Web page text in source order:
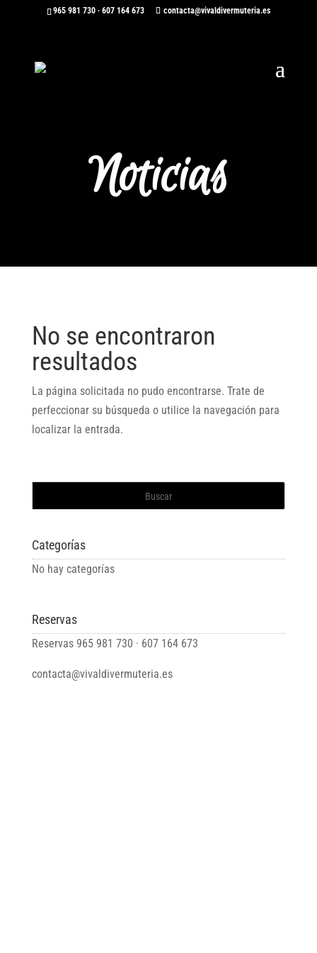
965 981 730· 607 164 673 contacta@vivaldivermuteria.es
Noticias
No se encontraron
resultados
La página solicitada no pudo encontrarse. Trate de
perfeccionar su búsqueda o utilice la navegación para
localizar la entrada.
Categorías
No hay categorías
Reservas
Reservas 965 981 730 · 607 164 673
contacta@vivaldivermuteria.es